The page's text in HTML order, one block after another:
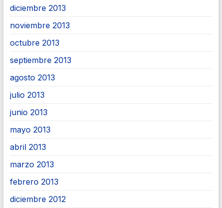
diciembre 2013
noviembre 2013
octubre 2013
septiembre 2013
agosto 2013
julio 2013
junio 2013
mayo 2013
abril 2013
marzo 2013
febrero 2013
diciembre 2012